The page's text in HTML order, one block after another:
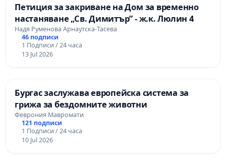
Петиция за закриване на Дом за временно
настаняване „Св. Димитър” - ж.к. Люлин 4
Надя Руменова Арнаутска-Тасева
46 подписи
1 Подписи / 24 часа
13 Jul 2026
Бургас заслужава европейска система за
грижа за бездомните животни
Феврония Мавромати
121 подписи
1 Подписи / 24 часа
10 Jul 2026